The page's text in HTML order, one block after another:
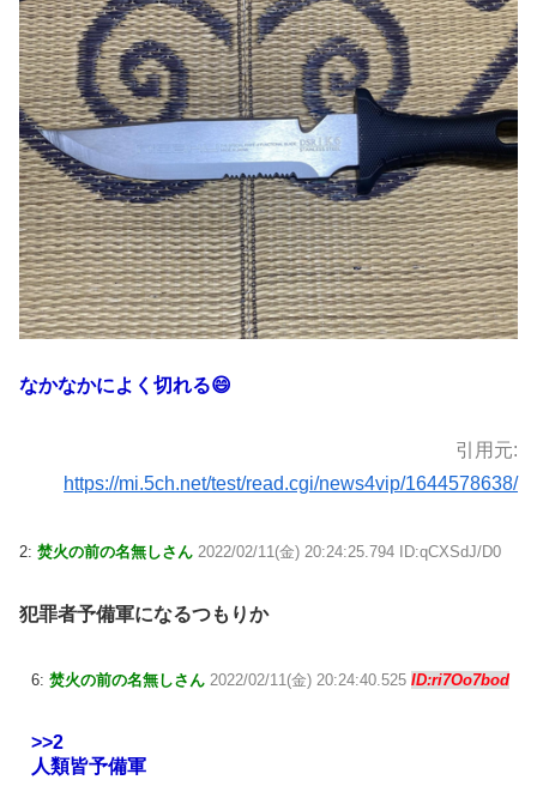
なかなかによく切れる😄
引用元:
https://mi.5ch.net/test/read.cgi/news4vip/1644578638/
2: 焚火の前の名無しさん 2022/02/11(金) 20:24:25.794 ID:qCXSdJ/D0
犯罪者予備軍になるつもりか
6: 焚火の前の名無しさん 2022/02/11(金) 20:24:40.525 ID:ri7Oo7bod
>>2
人類皆予備軍